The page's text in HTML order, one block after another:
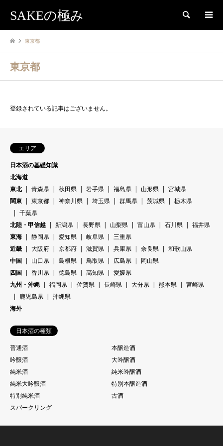
SAKEの極み 検索
東京都
東京都
登録されている記事はございません。
エリア
日本酒の基礎知識
北海道
東北
青森県 秋田県 岩手県 福島県 山形県
宮城県
関東
東京都 神奈川県 埼玉県 群馬県 茨城県
栃木県
千葉県
北陸・甲信越
新潟県 長野県 山梨県 富山県 石川県
福井県
東海
静岡県 愛知県 岐阜県
三重県
近畿
大阪府 京都府 滋賀県 兵庫県 奈良県
和歌山県
中国
山口県 島根県 鳥取県 広島県
岡山県
四国
香川県 徳島県 高知県
愛媛県
九州・沖縄
福岡県 佐賀県 長崎県 大分県 熊本県
宮崎県
鹿児島県
沖縄県
海外
日本酒の種類
普通酒
本醸造酒
吟醸酒
大吟醸酒
純米酒
純米吟醸酒
純米大吟醸酒
特別本醸造酒
特別純米酒
古酒
スパークリング